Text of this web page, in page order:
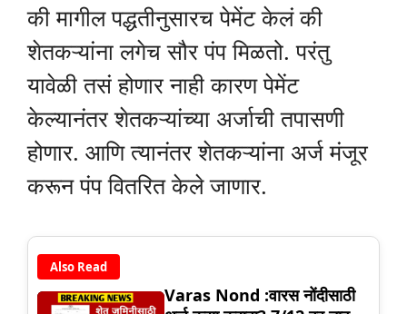
की मागील पद्धतीनुसारच पेमेंट केलं की
शेतकऱ्यांना लगेच सौर पंप मिळतो. परंतु
यावेळी तसं होणार नाही कारण पेमेंट
केल्यानंतर शेतकऱ्यांच्या अर्जाची तपासणी
होणार. आणि त्यानंतर शेतकऱ्यांना अर्ज मंजूर
करून पंप वितरित केले जाणार.
Also Read
Varas Nond :वारस नोंदीसाठी